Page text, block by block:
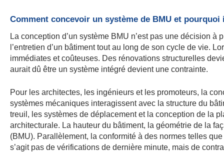
Comment concevoir un système de BMU et
La conception d’un système BMU n’est pas une décision
l’entretien d’un bâtiment tout au long de son cycle de vie.
immédiates et coûteuses. Des rénovations structurelles
aurait dû être un système intégré devient une contrainte.
Pour les architectes, les ingénieurs et les promoteurs, la
systèmes mécaniques interagissent avec la structure du
treuil, les systèmes de déplacement et la conception de la
architecturale. La hauteur du bâtiment, la géométrie de la
(BMU). Parallèlement, la conformité à des normes telles
s’agit pas de vérifications de dernière minute, mais de